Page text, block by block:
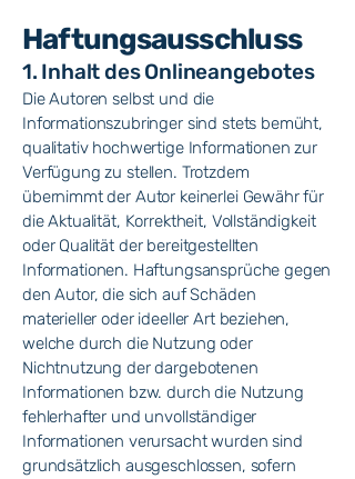
Haftungsausschluss
1. Inhalt des Onlineangebotes
Die Autoren selbst und die
Informationszubringer sind stets bemüht,
qualitativ hochwertige Informationen zur
Verfügung zu stellen. Trotzdem
übernimmt der Autor keinerlei Gewähr für
die Aktualität, Korrektheit, Vollständigkeit
oder Qualität der bereitgestellten
Informationen. Haftungsansprüche gegen
den Autor, die sich auf Schäden
materieller oder ideeller Art beziehen,
welche durch die Nutzung oder
Nichtnutzung der dargebotenen
Informationen bzw. durch die Nutzung
fehlerhafter und unvollständiger
Informationen verursacht wurden sind
grundsätzlich ausgeschlossen, sofern